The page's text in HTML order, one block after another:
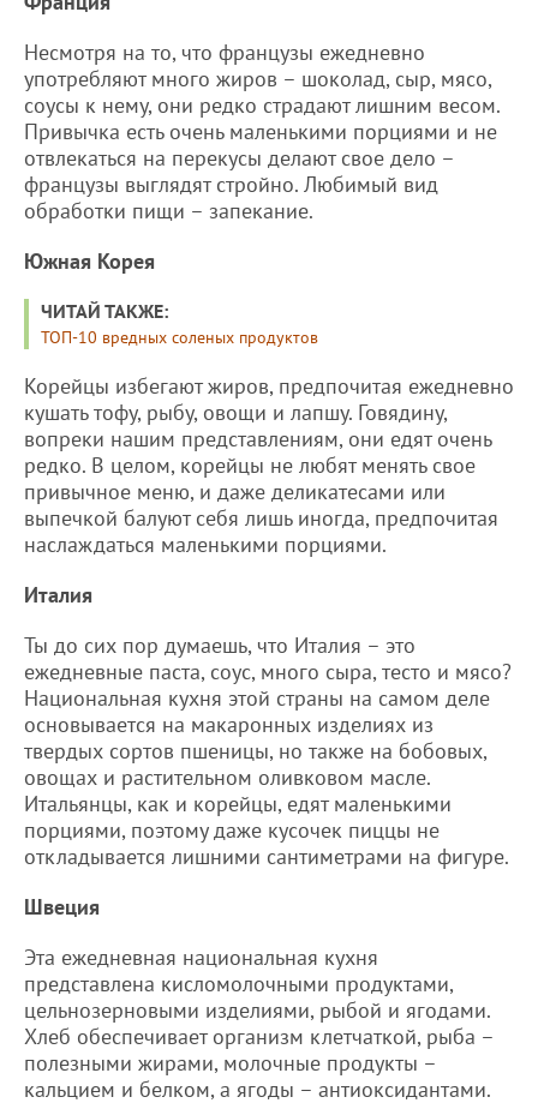
Несмотря на то, что французы ежедневно
употребляют много жиров – шоколад, сыр, мясо,
соусы к нему, они редко страдают лишним весом.
Привычка есть очень маленькими порциями и не
отвлекаться на перекусы делают свое дело –
французы выглядят стройно. Любимый вид
обработки пищи – запекание.
Южная Корея
ЧИТАЙ ТАКЖЕ:
ТОП-10 вредных соленых продуктов
Корейцы избегают жиров, предпочитая ежедневно
кушать тофу, рыбу, овощи и лапшу. Говядину,
вопреки нашим представлениям, они едят очень
редко. В целом, корейцы не любят менять свое
привычное меню, и даже деликатесами или
выпечкой балуют себя лишь иногда, предпочитая
наслаждаться маленькими порциями.
Италия
Ты до сих пор думаешь, что Италия – это
ежедневные паста, соус, много сыра, тесто и мясо?
Национальная кухня этой страны на самом деле
основывается на макаронных изделиях из
твердых сортов пшеницы, но также на бобовых,
овощах и растительном оливковом масле.
Итальянцы, как и корейцы, едят маленькими
порциями, поэтому даже кусочек пиццы не
откладывается лишними сантиметрами на фигуре.
Швеция
Эта ежедневная национальная кухня
представлена кисломолочными продуктами,
цельнозерновыми изделиями, рыбой и ягодами.
Хлеб обеспечивает организм клетчаткой, рыба –
полезными жирами, молочные продукты –
кальцием и белком, а ягоды – антиоксидантами.